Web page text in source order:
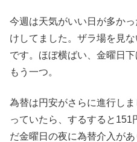
今週は天気がいい日が多か
けしてました。ザラ場を見
です。ほぼ横ばい、金曜日
もう一つ。
為替は円安がさらに進行し
っていたら、するすると151
だ金曜日の夜に為替介入が